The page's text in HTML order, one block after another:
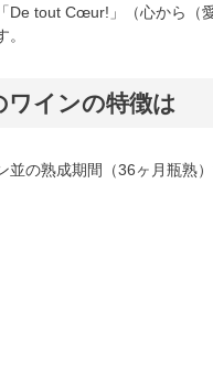
De tout Cœur!」（心から（
ワインの特徴は
並の熟成期間（36ヶ月瓶熟